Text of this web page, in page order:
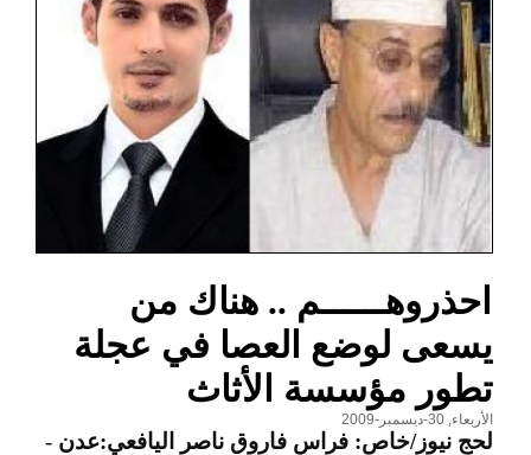
احذروهــــــم .. هناك من
يسعى لوضع العصا في عجلة
تطور مؤسسة الأثاث
الأربعاء, 30-ديسمبر-2009
لحج نيوز/خاص: فراس فاروق ناصر اليافعي:عدن -